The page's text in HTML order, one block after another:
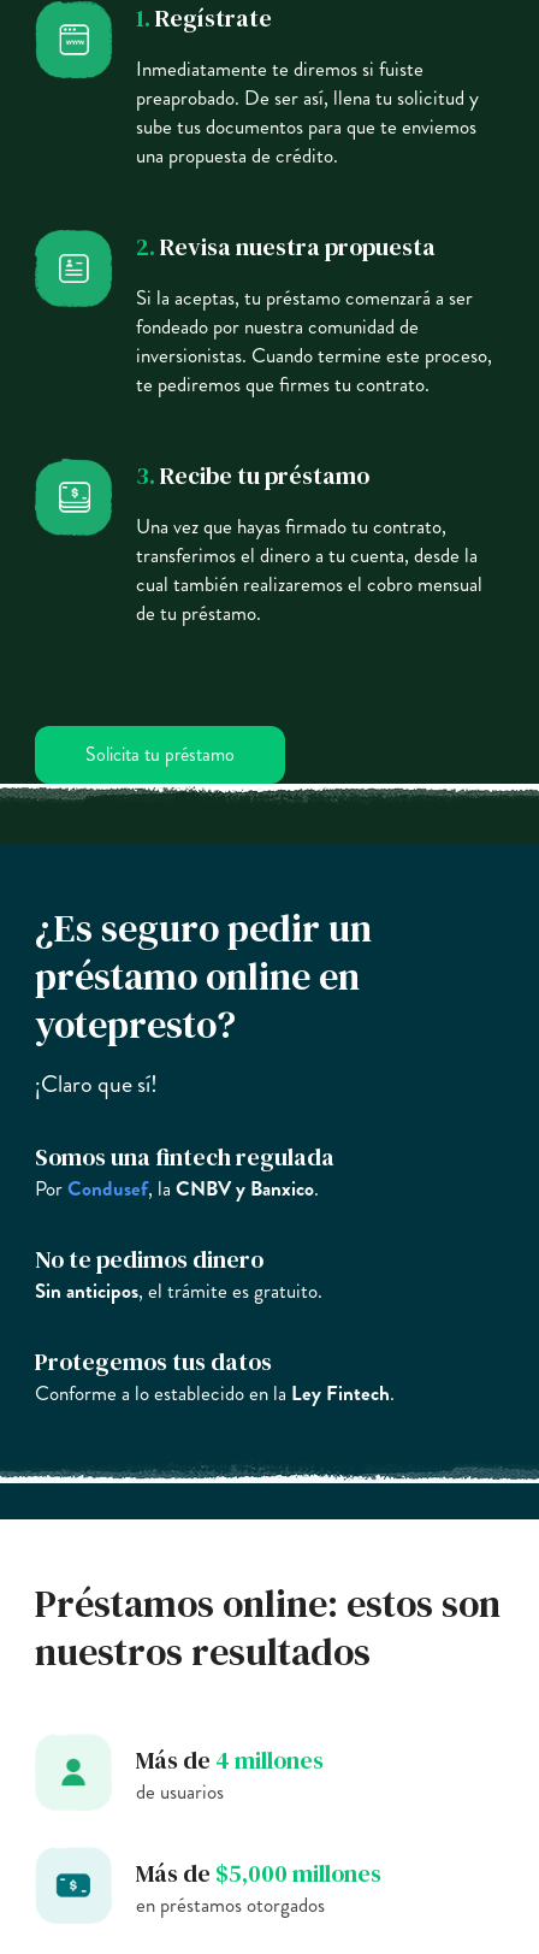
1.Regístrate
Inmediatamente te diremos si fuiste
preaprobado. De ser así, llena tu solicitud y
sube tus documentos para que te enviemos
una propuesta de crédito.
2.Revisa nuestra propuesta
Si la aceptas, tu préstamo comenzará a ser
fondeado por nuestra comunidad de
inversionistas. Cuando termine este proceso,
te pediremos que firmes tu contrato.
3.Recibe tu préstamo
Una vez que hayas firmado tu contrato,
transferimos el dinero a tu cuenta, desde la
cual también realizaremos el cobro mensual
de tu préstamo.
Solicita tu préstamo
¿Es seguro pedir un
préstamo online en
yotepresto?
¡Claro que sí!
Somos una fintech regulada
PorCondusef, la CNBV y Banxico.
No te pedimos dinero
Sin anticipos, el trámite es gratuito.
Protegemos tus datos
Conforme a lo establecido en la Ley Fintech.
Préstamos online: estos son
nuestros resultados
Más de 4 millones
de usuarios
Más de $5,000 millones
en préstamos otorgados